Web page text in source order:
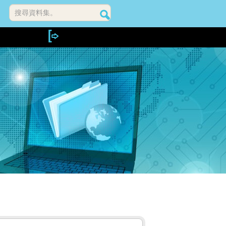
搜尋資料集。